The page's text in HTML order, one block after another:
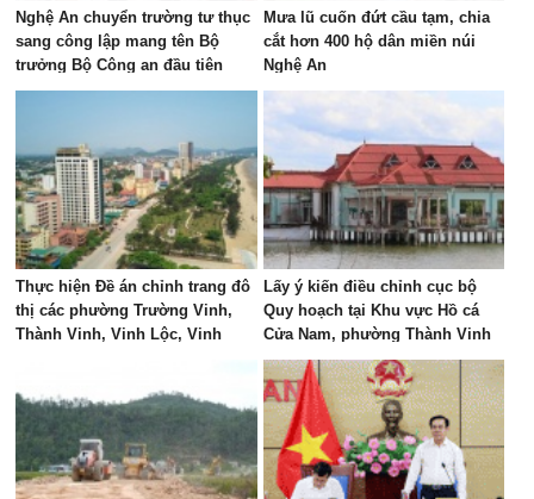
Nghệ An chuyển trường tư thục
sang công lập mang tên Bộ
trưởng Bộ Công an đầu tiên
Mưa lũ cuốn đứt cầu tạm, chia
cắt hơn 400 hộ dân miền núi
Nghệ An
Thực hiện Đề án chỉnh trang đô
thị các phường Trường Vinh,
Thành Vinh, Vinh Lộc, Vinh
Lấy ý kiến điều chỉnh cục bộ
Quy hoạch tại Khu vực Hồ cá
Cửa Nam, phường Thành Vinh